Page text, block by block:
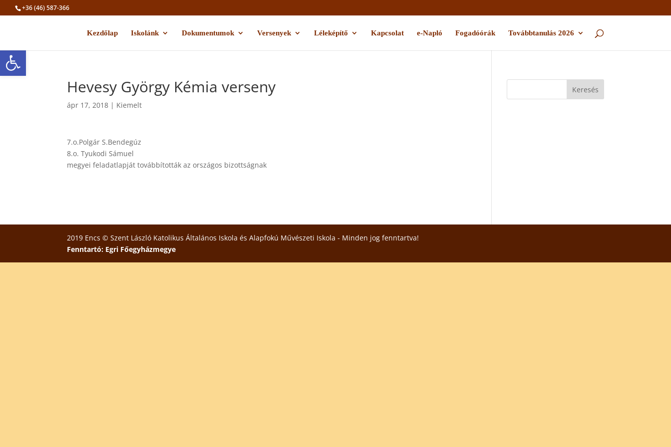
Eszköztár megnyitása
+36 (46) 587-366
Kezdőlap Iskolánk Dokumentumok Versenyek Léleképítő Kapcsolat e-Napló Fogadóórák Továbbtanulás 2026
Hevesy György Kémia verseny
ápr 17, 2018 | Kiemelt
7.o.Polgár S.Bendegúz
8.o. Tyukodi Sámuel
megyei feladatlapját továbbították az országos bizottságnak
2019 Encs © Szent László Katolikus Általános Iskola és Alapfokú Művészeti Iskola - Minden jog fenntartva!
Fenntartó: Egri Főegyházmegye